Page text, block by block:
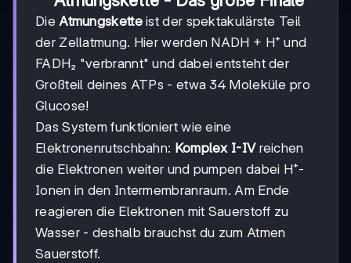
DieAtmungsketteist der spektakulärste Teil
der Zellatmung. Hier werden NADH + H⁺ und
FADH₂ "verbrannt" und dabei entsteht der
Großteil deines ATPs - etwa 34 Moleküle pro
Glucose!
Das System funktioniert wie eine
Elektronenrutschbahn: Komplex I-IVreichen
die Elektronen weiter und pumpen dabei H⁺-
Ionen in den Intermembranraum. Am Ende
reagieren die Elektronen mit Sauerstoff zu
Wasser - deshalb brauchst du zum Atmen
Sauerstoff.